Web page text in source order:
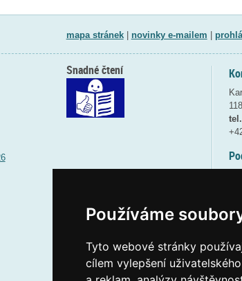
Používáme
Tyto webové stránky
cílem vylepšení
mapa stránek| novinky e-mailem
Snadné čtení